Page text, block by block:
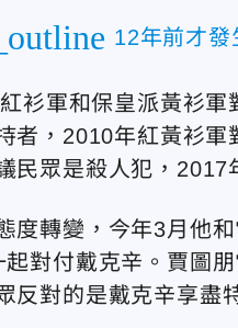
12年前才
衫軍和保皇派黃衫軍
者，2010年紅黃衫
民眾是殺人犯，2017
度轉變，今年3月他
對付戴克辛。賈圖
反對的是戴克辛享盡